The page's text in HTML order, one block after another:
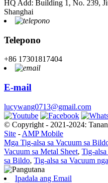
HQ Add: Building 1, No. 239,
Shanghai
Telepono
+86 17301817404
E-mail
lucywang0713@gmail.com
© Copyright - 2021-2024:
Site - AMP Mobile
Mga Tig-alsa sa Vacuum sa
Vacuum sa Metal Sheet, Tig-
sa Bildo, Tig-alsa sa Vacuum
Ipadala ang Email